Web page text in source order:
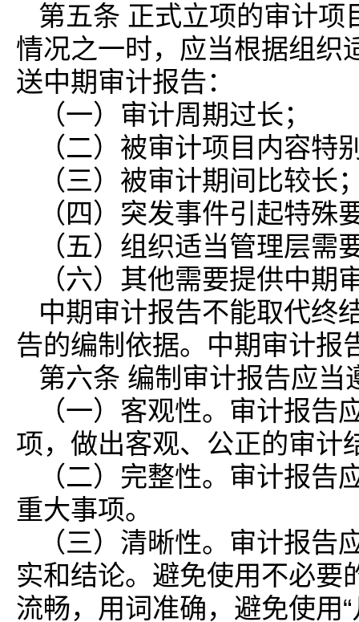
第五条 正式立项的审计
情况之一时，应当根据组织
送中期审计报告：
（一）审计周期过长；
（二）被审计项目内容特
（三）被审计期间比较长
（四）突发事件引起特殊
（五）组织适当管理层
（六）其他需要提供中期
中期审计报告不能取代终
告的编制依据。中期审计报
第六条 编制审计报告应当
（一）客观性。审计报
项，做出客观、公正的审计
（二）完整性。审计报
重大事项。
（三）清晰性。审计报
实和结论。避免使用不必要
流畅，用词准确，避免使用